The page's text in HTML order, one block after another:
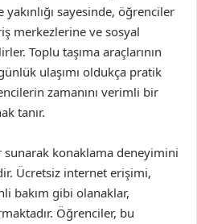
sayesinde, öğrenciler
merkezlerine ve sosyal
Toplu taşıma araçlarının
ulaşımı oldukça pratik
zamanını verimli bir
tanır.
sunarak konaklama deneyimini
Ücretsiz internet erişimi,
bakım gibi olanaklar,
Öğrenciler, bu